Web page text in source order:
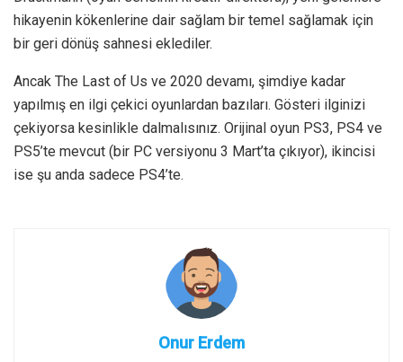
hikayenin kökenlerine dair sağlam bir temel sağlamak için
bir geri dönüş sahnesi eklediler.
Ancak The Last of Us ve 2020 devamı, şimdiye kadar
yapılmış en ilgi çekici oyunlardan bazıları. Gösteri ilginizi
çekiyorsa kesinlikle dalmalısınız. Orijinal oyun PS3, PS4 ve
PS5’te mevcut (bir PC versiyonu 3 Mart’ta çıkıyor), ikincisi
ise şu anda sadece PS4’te.
Onur Erdem